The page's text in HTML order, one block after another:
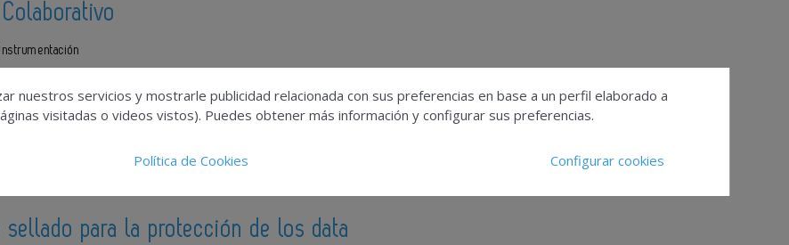
Instrumentación
, un nuevo sistema diseñado para CoBot que pesa 720g
optimizando así la capacidad de carga del CoBot.
sellado para la protección de los data
nuestros servicios y mostrarle publicidad relacionada con sus preferencias en base a un perfil elaborado a
visitadas o videos vistos). Puedes obtener más información y configurar sus preferencias.
Política de Cookies Configurar cookies